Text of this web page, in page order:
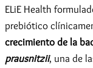
ELiE Health
prebiótico
crecimiento de la
prausnitzii, una de